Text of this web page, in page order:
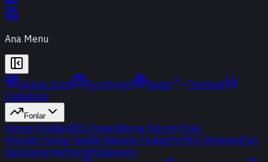
Ana Menu
Günün Özeti Portföyüm Radar
Terminal
Endeksler
Fonlar
Yatırım FonlarıBES FonlarıBorsa Yatırım Fonu
Popüler Fonlar YeniBir Bakışta FonlarPortföy ŞirketleriFon
KarşılaştırmaFon Simülasyonu